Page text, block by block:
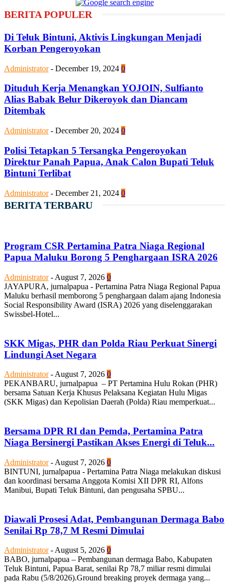
BERITA POPULER
Di Teluk Bintuni, Aktivis Lingkungan Menjadi
Korban Pengeroyokan
Administrator - December 19, 2024 0
Dituduh Kerja Menangkan YOJOIN, Sulfianto
Alias Babak Belur Dikeroyok dan Diancam
Ditembak
Administrator - December 20, 2024 0
Polisi Tetapkan 5 Tersangka Pengeroyokan
Direktur Panah Papua, Anak Calon Bupati Teluk
Bintuni Terlibat
Administrator - December 21, 2024 0
BERITA TERBARU
Program CSR Pertamina Patra Niaga Regional
Papua Maluku Borong 5 Penghargaan ISRA 2026
Administrator - August 7, 2026 0
JAYAPURA, jurnalpapua - Pertamina Patra Niaga Regional Papua
Maluku berhasil memborong 5 penghargaan dalam ajang Indonesia
Social Responsibility Award (ISRA) 2026 yang diselenggarakan
Swissbel-Hotel...
SKK Migas, PHR dan Polda Riau Perkuat Sinergi
Lindungi Aset Negara
Administrator -August 7, 2026 0
PEKANBARU, jurnalpapua – PT Pertamina Hulu Rokan (PHR)
bersama Satuan Kerja Khusus Pelaksana Kegiatan Hulu Migas
(SKK Migas) dan Kepolisian Daerah (Polda) Riau memperkuat...
Bersama DPR RI dan Pemda, Pertamina Patra
Niaga Bersinergi Pastikan Akses Energi di Teluk...
Administrator - August 7, 2026 0
BINTUNI, jurnalpapua - Pertamina Patra Niaga melakukan diskusi
dan koordinasi bersama Anggota Komisi XII DPR RI, Alfons
Manibui, Bupati Teluk Bintuni, dan pengusaha SPBU...
Diawali Prosesi Adat, Pembangunan Dermaga Babo
Senilai Rp 78,7 M Resmi Dimulai
Administrator - August 5, 2026 0
BABO, jurnalpapua – Pembangunan dermaga Babo, Kabupaten
Teluk Bintuni, Papua Barat, senilai Rp 78,7 miliar resmi dimulai
pada Rabu (5/8/2026).Ground breaking proyek dermaga yang...